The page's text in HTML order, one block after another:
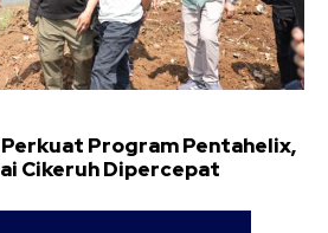
Program Pentahelix,
Cikeruh Dipercepat